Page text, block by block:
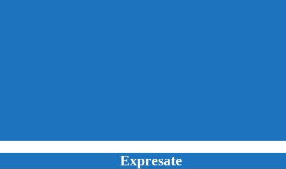
Expresate